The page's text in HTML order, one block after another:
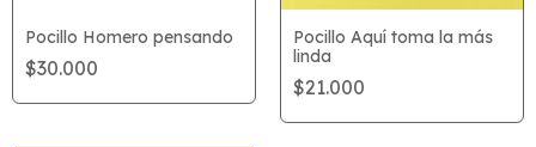
Pocillo Homero pensando
$30.000
Pocillo Aquí toma la más
linda
$21.000